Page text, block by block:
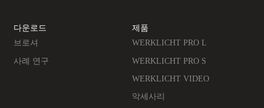
다운로드
브로셔
사례 연구
제품
WERKLICHT PRO L
WERKLICHT PRO S
WERKLICHT VIDEO
악세사리